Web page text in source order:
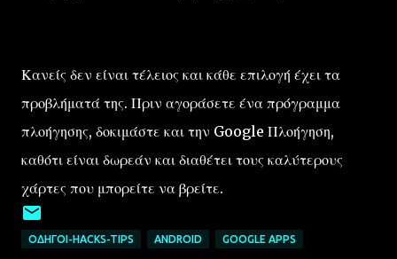
Κανείς δεν είναι τέλειος και κάθε επιλογή έχει τα
προβλήματά της. Πριν αγοράσετε ένα πρόγραμμα
πλοήγησης, δοκιμάστε και την Google Πλοήγηση,
καθότι είναι δωρεάν και διαθέτει τους καλύτερους
χάρτες που μπορείτε να βρείτε.
ΟΔΗΓΟΊ-HACKS-TIPS ANDROID GOOGLE APPS